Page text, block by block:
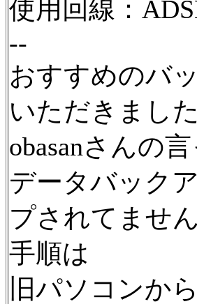
使用回線：
--
おすすめのバ
いただきまし
obasanさんの
データバック
プされてませ
手順は
旧パソコンから